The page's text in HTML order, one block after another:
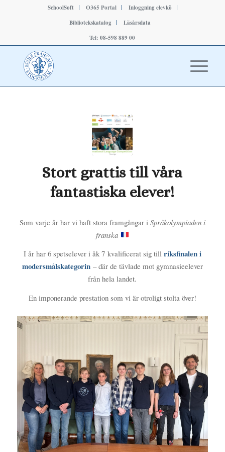
SchoolSoft O365 Portal
Inloggning elevkö
Bibliotekskatalog
Läsårsdata
Tel: 08-598 889 00
Stort grattis till våra
fantastiska elever!
Som varje år har vi haft stora framgångar i Språkolympiaden i
franska
I år har 6 spetselever i åk 7 kvalificerat sig till riksfinalen i
modersmålskategorin– där de tävlade mot gymnasieelever
från hela landet.
En imponerande prestation som vi är otroligt stolta över!